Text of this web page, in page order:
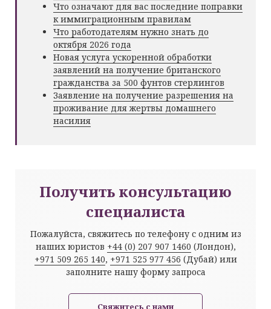
Что означают для вас последние поправки
к иммиграционным правилам
Что работодателям нужно знать до
октября 2026 года
Новая услуга ускоренной обработки
заявлений на получение британского
гражданства за 500 фунтов стерлингов
Заявление на получение разрешения на
проживание для жертвы домашнего
насилия
Получить консультацию
специалиста
Пожалуйста, свяжитесь по телефону с одним из
наших юристов +44 (0) 207 907 1460 (Лондон),
+971 509 265 140, +971 525 977 456 (Дубай) или
заполните нашу форму запроса
Свяжитесь с нами